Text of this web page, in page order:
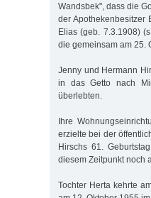
Wandsbek", dass die
der Apothekenbesitzer
Elias (geb. 7.3.1908)
die gemeinsam am 25.
Jenny und Hermann
in das Getto nach
überlebten.
Ihre
erzielte bei der
Hirschs 61.
diesem Zeitpunkt noch
Tochter Herta kehrte